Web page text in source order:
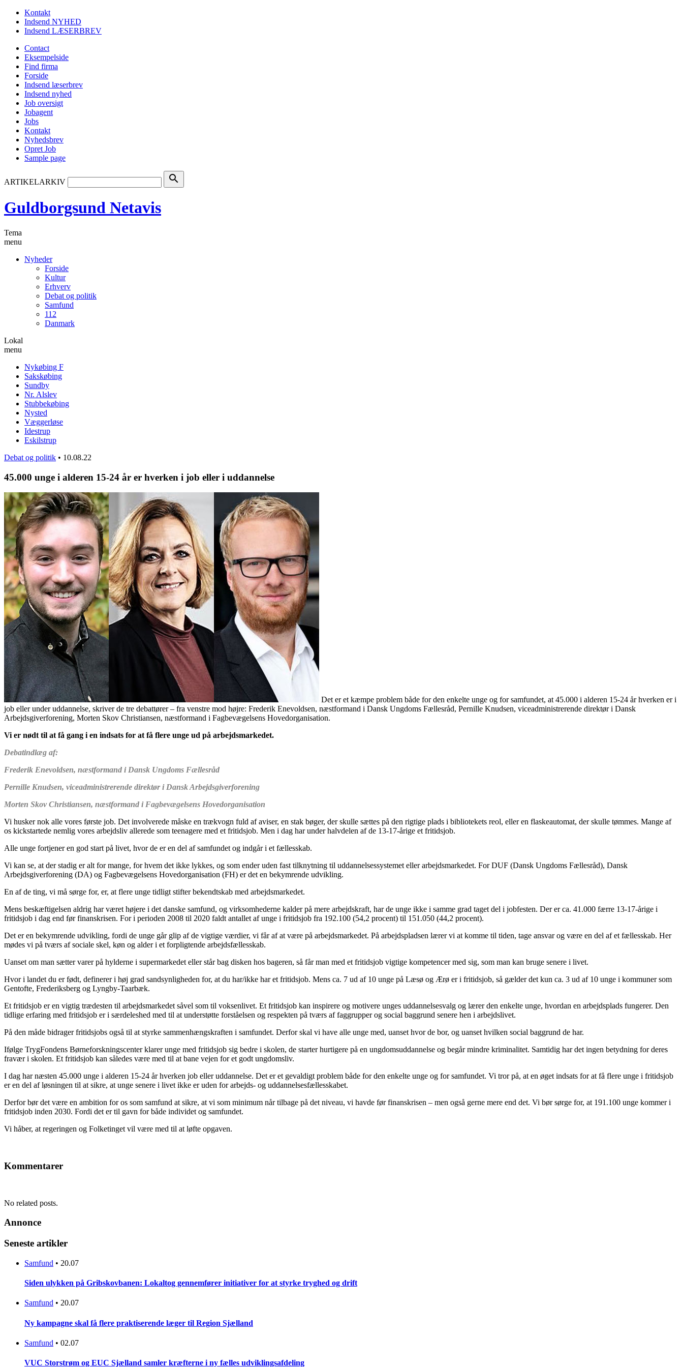
Kontakt
Indsend NYHED
Indsend LÆSERBREV
Contact
Eksempelside
Find firma
Forside
Indsend læserbrev
Indsend nyhed
Job oversigt
Jobagent
Jobs
Kontakt
Nyhedsbrev
Opret Job
Sample page
ARTIKELARKIV search
Guldborgsund Netavis
Tema
menu
Nyheder
Forside
Kultur
Erhverv
Debat og politik
Samfund
112
Danmark
Lokal
menu
Nykøbing F
Sakskøbing
Sundby
Nr. Alslev
Stubbekøbing
Nysted
Væggerløse
Idestrup
Eskilstrup
Debat og politik • 10.08.22
45.000 unge i alderen 15-24 år er hverken i job eller i uddannelse
Det er et kæmpe problem både for den enkelte unge og for samfundet, at 45.000 i alderen 15-24 år hverken er i
job eller under uddannelse, skriver de tre debattører – fra venstre mod højre: Frederik Enevoldsen, næstformand i Dansk Ungdoms Fællesråd, Pernille Knudsen, viceadministrerende direktør i Dansk
Arbejdsgiverforening, Morten Skov Christiansen, næstformand i Fagbevægelsens Hovedorganisation.
Vi er nødt til at få gang i en indsats for at få flere unge ud på arbejdsmarkedet.
Debatindlæg af:
Frederik Enevoldsen, næstformand i Dansk Ungdoms Fællesråd
Pernille Knudsen, viceadministrerende direktør i Dansk Arbejdsgiverforening
Morten Skov Christiansen, næstformand i Fagbevægelsens Hovedorganisation
Vi husker nok alle vores første job. Det involverede måske en trækvogn fuld af aviser, en stak bøger, der skulle sættes på den rigtige plads i bibliotekets reol, eller en flaskeautomat, der skulle tømmes. Mange af
os kickstartede nemlig vores arbejdsliv allerede som teenagere med et fritidsjob. Men i dag har under halvdelen af de 13-17-årige et fritidsjob.
Alle unge fortjener en god start på livet, hvor de er en del af samfundet og indgår i et fællesskab.
Vi kan se, at der stadig er alt for mange, for hvem det ikke lykkes, og som ender uden fast tilknytning til uddannelsessystemet eller arbejdsmarkedet. For DUF (Dansk Ungdoms Fællesråd), Dansk
Arbejdsgiverforening (DA) og Fagbevægelsens Hovedorganisation (FH) er det en bekymrende udvikling.
En af de ting, vi må sørge for, er, at flere unge tidligt stifter bekendtskab med arbejdsmarkedet.
Mens beskæftigelsen aldrig har været højere i det danske samfund, og virksomhederne kalder på mere arbejdskraft, har de unge ikke i samme grad taget del i jobfesten. Der er ca. 41.000 færre 13-17-årige i
fritidsjob i dag end før finanskrisen. For i perioden 2008 til 2020 faldt antallet af unge i fritidsjob fra 192.100 (54,2 procent) til 151.050 (44,2 procent).
Det er en bekymrende udvikling, fordi de unge går glip af de vigtige værdier, vi får af at være på arbejdsmarkedet. På arbejdspladsen lærer vi at komme til tiden, tage ansvar og være en del af et fællesskab. Her
mødes vi på tværs af sociale skel, køn og alder i et forpligtende arbejdsfællesskab.
Uanset om man sætter varer på hylderne i supermarkedet eller står bag disken hos bageren, så får man med et fritidsjob vigtige kompetencer med sig, som man kan bruge senere i livet.
Hvor i landet du er født, definerer i høj grad sandsynligheden for, at du har/ikke har et fritidsjob. Mens ca. 7 ud af 10 unge på Læsø og Ærø er i fritidsjob, så gælder det kun ca. 3 ud af 10 unge i kommuner som
Gentofte, Frederiksberg og Lyngby-Taarbæk.
Et fritidsjob er en vigtig trædesten til arbejdsmarkedet såvel som til voksenlivet. Et fritidsjob kan inspirere og motivere unges uddannelsesvalg og lærer den enkelte unge, hvordan en arbejdsplads fungerer. Den
tidlige erfaring med fritidsjob er i særdeleshed med til at understøtte forståelsen og respekten på tværs af faggrupper og social baggrund senere hen i arbejdslivet.
På den måde bidrager fritidsjobs også til at styrke sammenhængskraften i samfundet. Derfor skal vi have alle unge med, uanset hvor de bor, og uanset hvilken social baggrund de har.
Ifølge TrygFondens Børneforskningscenter klarer unge med fritidsjob sig bedre i skolen, de starter hurtigere på en ungdomsuddannelse og begår mindre kriminalitet. Samtidig har det ingen betydning for deres
fravær i skolen. Et fritidsjob kan således være med til at bane vejen for et godt ungdomsliv.
I dag har næsten 45.000 unge i alderen 15-24 år hverken job eller uddannelse. Det er et gevaldigt problem både for den enkelte unge og for samfundet. Vi tror på, at en øget indsats for at få flere unge i fritidsjob
er en del af løsningen til at sikre, at unge senere i livet ikke er uden for arbejds- og uddannelsesfællesskabet.
Derfor bør det være en ambition for os som samfund at sikre, at vi som minimum når tilbage på det niveau, vi havde før finanskrisen – men også gerne mere end det. Vi bør sørge for, at 191.100 unge kommer i
fritidsjob inden 2030. Fordi det er til gavn for både individet og samfundet.
Vi håber, at regeringen og Folketinget vil være med til at løfte opgaven.
Kommentarer
No related posts.
Annonce
Seneste artikler
Samfund • 20.07
Siden ulykken på Gribskovbanen: Lokaltog gennemfører initiativer for at styrke tryghed og drift
Samfund • 20.07
Ny kampagne skal få flere praktiserende læger til Region Sjælland
Samfund • 02.07
VUC Storstrøm og EUC Sjælland samler kræfterne i ny fælles udviklingsafdeling